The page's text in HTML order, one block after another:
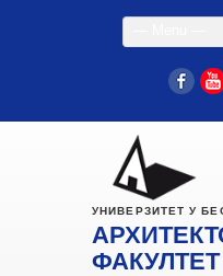
УНИВЕРЗИТЕТ У
ФАКУЛТЕТ